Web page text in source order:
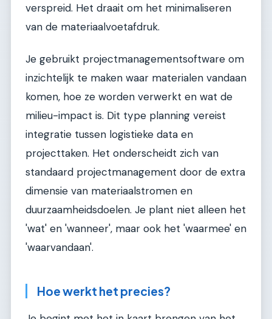
verspreid. Het draait om het minimaliseren
van de materiaalvoetafdruk.
Je gebruikt projectmanagementsoftware om
inzichtelijk te maken waar materialen vandaan
komen, hoe ze worden verwerkt en wat de
milieu-impact is. Dit type planning vereist
integratie tussen logistieke data en
projecttaken. Het onderscheidt zich van
standaard projectmanagement door de extra
dimensie van materiaalstromen en
duurzaamheidsdoelen. Je plant niet alleen het
'wat' en 'wanneer', maar ook het 'waarmee' en
'waarvandaan'.
Hoe werkt het precies?